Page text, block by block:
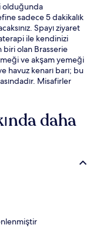
olduğunda
sadece 5 dakikalık
Spayı ziyaret
ile kendinizi
biri olan Brasserie
ve akşam yemeği
havuz kenarı barı; bu
Misafirler
genel durumu
Unter den Linden
daha